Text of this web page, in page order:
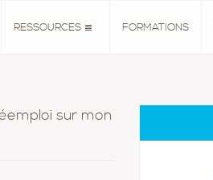
RESSOURCES FORMATIONS
sur mon